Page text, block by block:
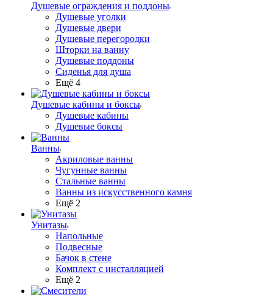
Душевые ограждения и поддоны
Душевые уголки
Душевые двери
Душевые перегородки
Шторки на ванну
Душевые поддоны
Сиденья для душа
Ещё 4
Душевые кабины и боксы
Душевые кабины
Душевые боксы
Ванны
Акриловые ванны
Чугунные ванны
Стальные ванны
Ванны из искусственного камня
Ещё 2
Унитазы
Напольные
Подвесные
Бачок в стене
Комплект с инсталляцией
Ещё 2